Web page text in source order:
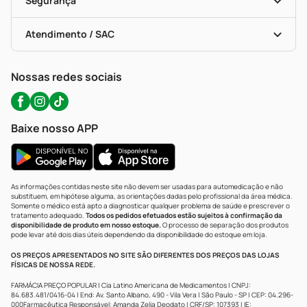
Troca E Devolução
Bulas De A A Z
Políticas De Marketplace
Testes Rápidos
Autoteste Covid-19
Certificado De Segurança
Portal Da Privacidade
Atendimento / SAC
WhatsApp (47) 9202-1687
Nossas redes sociais
Baixe nosso APP
As informações contidas neste site não devem ser usadas para automedicação e não
substituem, em hipótese alguma, as orientações dadas pelo profissional da área médica.
Somente o médico está apto a diagnosticar qualquer problema de saúde e prescrever o
tratamento adequado. Todos os pedidos efetuados estão sujeitos à confirmação da
disponibilidade de produto em nosso estoque.O processo de separação dos produtos
pode levar até dois dias úteis dependendo da disponibilidade do estoque em loja.
OS PREÇOS APRESENTADOS NO SITE SÃO DIFERENTES DOS PREÇOS DAS LOJAS
FÍSICAS DE NOSSA REDE.
FARMÁCIA PREÇO POPULAR | Cia Latino Americana de Medicamentos | CNPJ:
84.683.481/0416-04 | End: Av. Santo Albano, 490 - Vila Vera | São Paulo - SP | CEP: 04.296-
000Farmacêutica Responsável: Amanda Zelia Deodato | CRF/SP: 107393 | IE: